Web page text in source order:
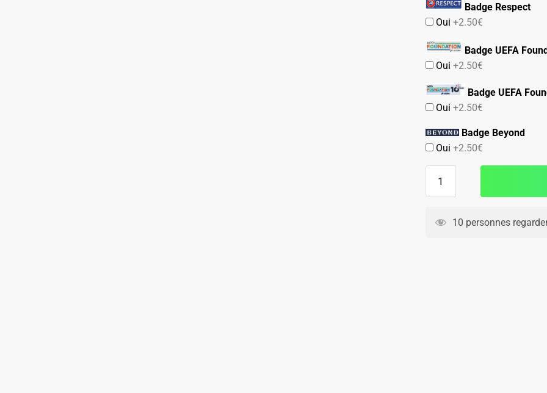
Badge Respect
Oui+2.50€
Badge UEFA
Oui+2.50€
Badge UEFA
Oui+2.50€
Badge Beyond
Oui+2.50€
PSG
10 personnes